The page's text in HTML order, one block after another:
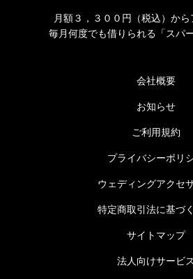
月額３，３００円（税込）か
毎月何度でも借りられる「スパ
会社概要
お知らせ
ご利用規約
プライバシーポリ
ウェディングアクセ
特定商取引法に基づ
サイトマップ
法人向けサービス